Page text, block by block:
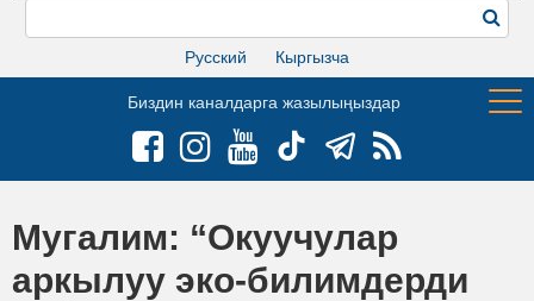
Русский Кыргызча
Биздин каналдарга жазылыңыздар
Мугалим: “Окуучулар
аркылуу эко-билимдерди